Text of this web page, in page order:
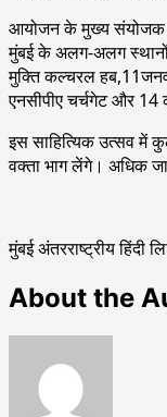
आयोजन के मुख्य संयोजक
मुंबई के अलग-अलग
मुक्ति कल्चरल
एनसीपीए चर्चगेट और 14
इस साहित्यिक उत्सव में
वक्ता भाग लेंगे। अधिक
मुंबई अंतरराष्ट्रीय
About the